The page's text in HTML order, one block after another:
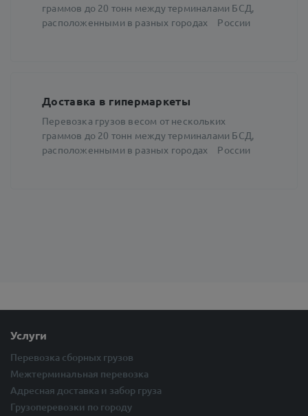
граммов до 20 тонн между терминалами БСД,
расположенными в разных городах России
Доставка в гипермаркеты
Перевозка грузов весом от нескольких
граммов до 20 тонн между терминалами БСД,
расположенными в разных городах России
Услуги
Перевозка сборных грузов
Межтерминальная перевозка
Адресная доставка и забор груза
Грузоперевозки по городу